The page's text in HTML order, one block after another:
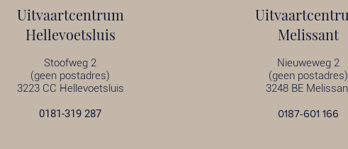
Uitvaartcentrum
Hellevoetsluis
Stoofweg 2
(geen postadres)
3223 CC Hellevoetsluis
0181-319 287
Melissant
Nieuweweg 2
(geen postadres)
3248 BE
0187-601 166